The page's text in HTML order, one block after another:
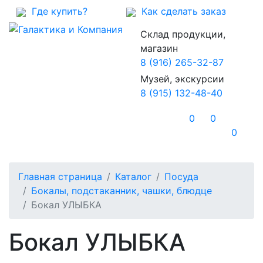
Где купить?
Как сделать заказ
Склад продукции,
магазин
8 (916) 265-32-87
Музей, экскурсии
8 (915) 132-48-40
0
0
0
Главная страница Каталог
Посуда
Бокалы, подстаканник, чашки, блюдце
Бокал УЛЫБКА
Бокал УЛЫБКА